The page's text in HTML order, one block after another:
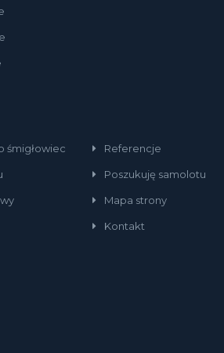
śmigłowiec Referencje
Poszukuję samolotu
Mapa strony
Kontakt